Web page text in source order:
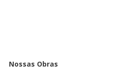
Nossas Obras